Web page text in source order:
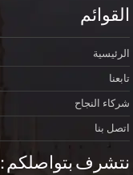
القوائم
الرئيسية
تابعنا
شركاء النجاح
اتصل بنا
نتشرف بتواصلكم :